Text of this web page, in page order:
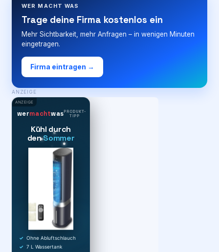
WER MACHT WAS
Trage deine Firma kostenlos ein
Mehr Sichtbarkeit, mehr Anfragen – in wenigen Minuten
eingetragen.
Firma eintragen →
ANZEIGE
ANZEIGE
wermachtwasPRODUKT-
TIPP
Kühl durch
denSommer
Ohne Abluftschlauch
7 L Wassertank